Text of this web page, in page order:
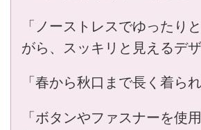
「ノーストレスでゆったり
がら、スッキリと見えるデザ
「春から秋口まで長く着ら
「ボタンやファスナーを使